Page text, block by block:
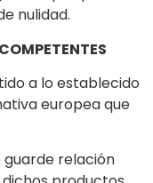
nulidad.
a lo establecido
europea que
guarde relación